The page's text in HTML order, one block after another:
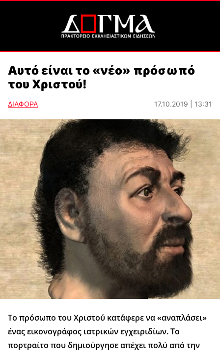
Αυτό είναι το «νέο» πρόσωπό
του Χριστού!
ΔΙΑΦΟΡΑ 17.10.2019 | 13:31
Το πρόσωπο του Χριστού κατάφερε να «αναπλάσει»
ένας εικονογράφος ιατρικών εγχειριδίων. Το
πορτραίτο που δημιούργησε απέχει πολύ από την